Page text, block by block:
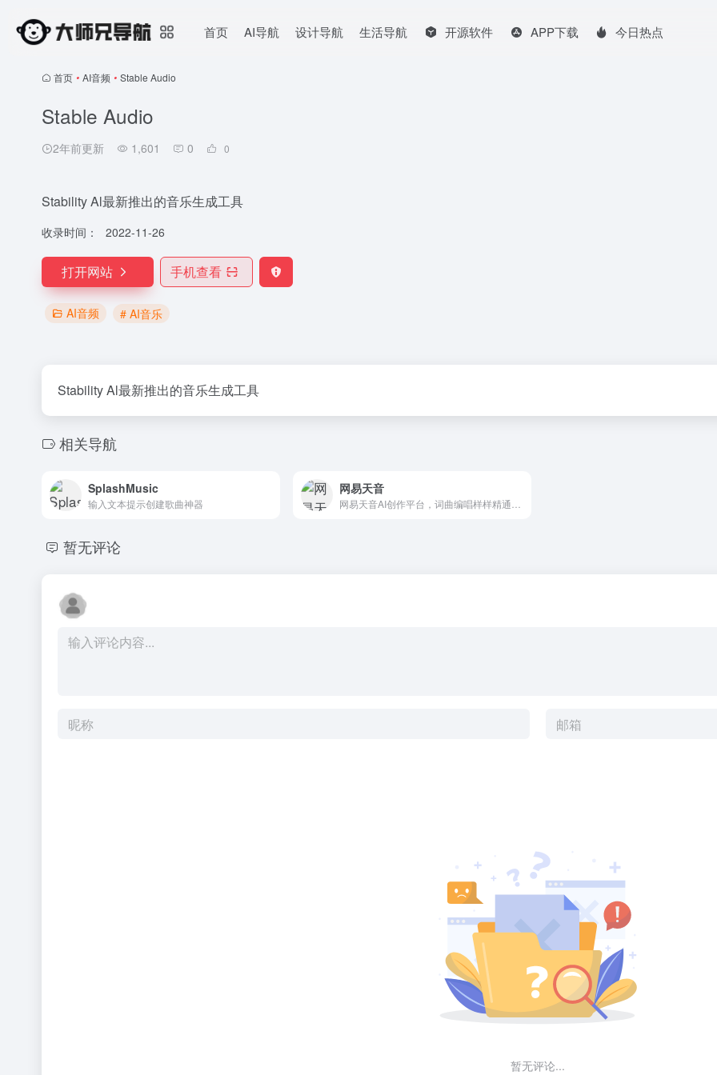
首页 AI导航 设计导航 生活导航 开源软件 APP下载 今日热点
首页 • AI音频 • Stable Audio
Stable Audio
2年前更新 1,601 0 0
Stability Al最新推出的音乐生成工具
收录时间： 2022-11-26
打开网站 手机查看
AI音频 # AI音乐
Stability Al最新推出的音乐生成工具
相关导航
SplashMusic
输入文本提示创建歌曲神器
网易天音
暂无评论
暂无评论...